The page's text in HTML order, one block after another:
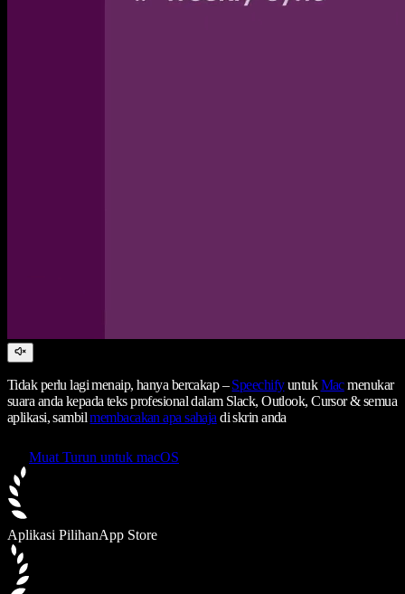
Tidak perlu lagi menaip, hanya bercakap –SpeechifyuntukMacmenukar
suara anda kepada teks profesional dalam Slack, Outlook, Cursor & semua
aplikasi, sambilmembacakan apa sahaja di skrin anda
Muat Turun untuk macOS
Aplikasi PilihanApp Store